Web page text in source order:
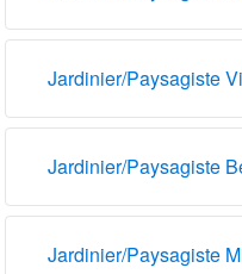
Jardinier/Paysagiste
Jardinier/Paysagiste
Jardinier/Paysagiste